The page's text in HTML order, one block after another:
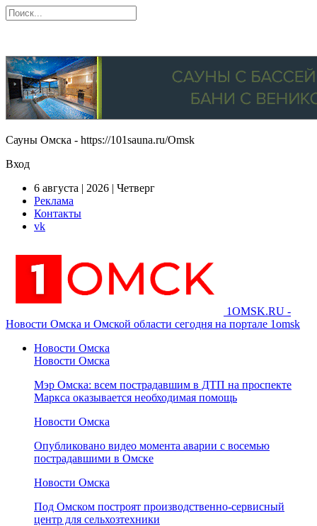
Сауны Омска - https://101sauna.ru/Omsk
Вход
6 августа | 2026 | Четверг
Реклама
Контакты
vk
1OMSK.RU -
Новости Омска и Омской области сегодня на портале 1omsk
Новости Омска
Новости Омска
Мэр Омска: всем пострадавшим в ДТП на проспекте
Маркса оказывается необходимая помощь
Новости Омска
Опубликовано видео момента аварии с восемью
пострадавшими в Омске
Новости Омска
Под Омском построят производственно-сервисный
центр для сельхозтехники